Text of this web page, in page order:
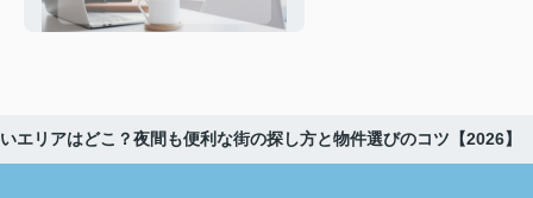
エリアはどこ？夜間も便利な街の探し方と物件選びのコツ【2026】